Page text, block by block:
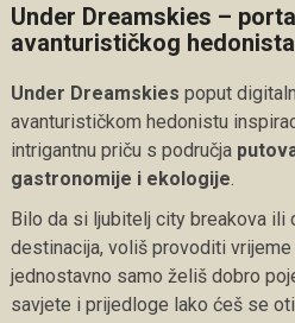
Under Dreamskies –
avanturističkog hedonista
Under Dreamskies poput
avanturističkom hedonistu
intrigantnu priču s područja
gastronomije i ekologije.
Bilo da si ljubitelj city breakova ili
destinacija, voliš provoditi
jednostavno samo želiš dobro
savjete i prijedloge lako ćeš se